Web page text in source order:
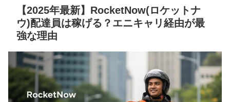
【2025年最新】RocketNow(ロケットナ
ウ)配達員は稼げる？エニキャリ経由が最
強な理由